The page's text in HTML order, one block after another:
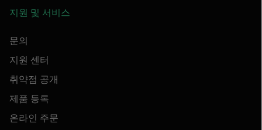
지원 및 서비스
문의
지원 센터
취약점 공개
제품 등록
온라인 주문